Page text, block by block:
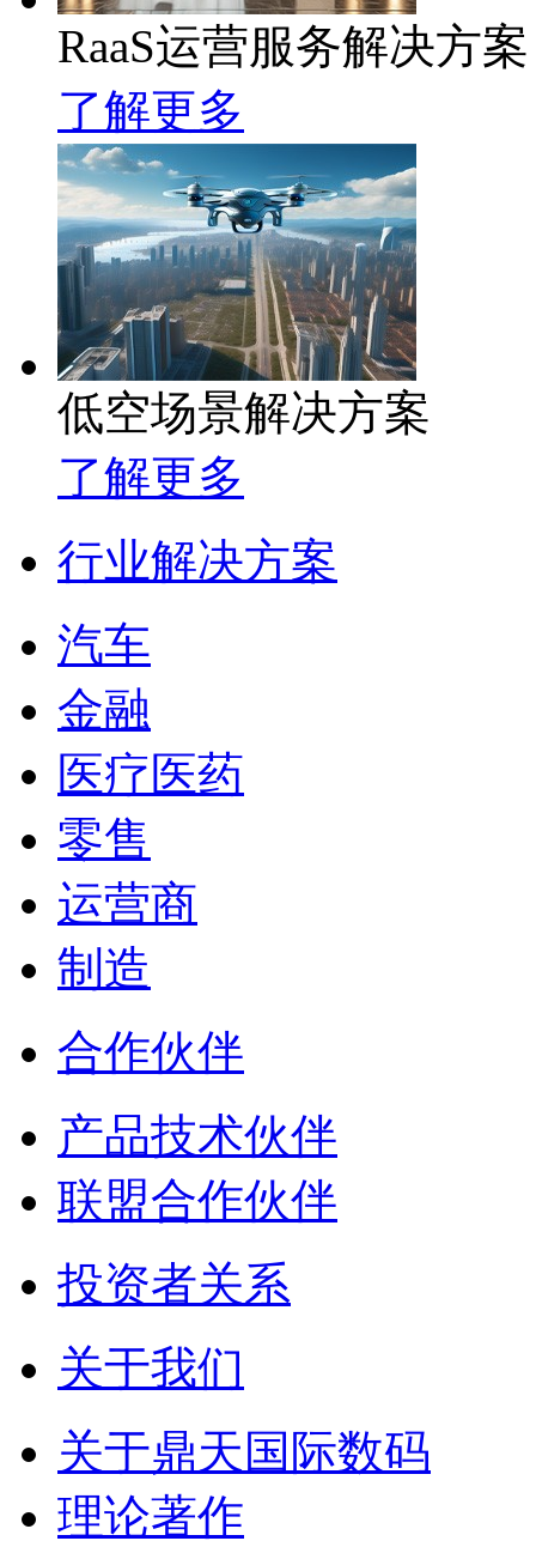
RaaS运营服务解决方案
了解更多
低空场景解决方案
了解更多
行业解决方案
汽车
金融
医疗医药
零售
运营商
制造
合作伙伴
产品技术伙伴
联盟合作伙伴
投资者关系
关于我们
关于鼎天国际数码
理论著作